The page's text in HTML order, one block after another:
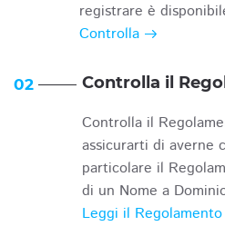
registrare è
Controlla
02 Controlla il
Controlla il
assicurarti di averne
particolare il
di un Nome a
Leggi il Regolamento